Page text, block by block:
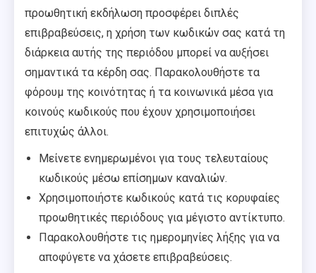
προωθητική εκδήλωση προσφέρει διπλές
επιβραβεύσεις, η χρήση των κωδικών σας κατά τη
διάρκεια αυτής της περιόδου μπορεί να αυξήσει
σημαντικά τα κέρδη σας. Παρακολουθήστε τα
φόρουμ της κοινότητας ή τα κοινωνικά μέσα για
κοινούς κωδικούς που έχουν χρησιμοποιήσει
επιτυχώς άλλοι.
Μείνετε ενημερωμένοι για τους τελευταίους
κωδικούς μέσω επίσημων καναλιών.
Χρησιμοποιήστε κωδικούς κατά τις κορυφαίες
προωθητικές περιόδους για μέγιστο αντίκτυπο.
Παρακολουθήστε τις ημερομηνίες λήξης για να
αποφύγετε να χάσετε επιβραβεύσεις.